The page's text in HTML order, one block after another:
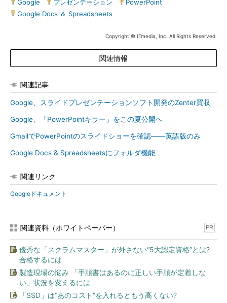
Google プレゼンテーション PowerPoint
Google Docs ＆ Spreadsheets
Copyright © ITmedia, Inc. All Rights Reserved.
関連情報
関連記事
Google、スライドプレゼンテーションソフト開発のZenter買収
Google、「PowerPointキラー」をこの夏公開へ
GmailでPowerPointのスライドショーを確認――英語版のみ
Google Docs & Spreadsheetsにフォルダ機能
関連リンク
Googleドキュメント
関連資料（ホワイトペーパー） PR
優秀な「スクラムマスター」が外さない“5大認定資格”とは?
合格するには
製造現場の悩み 「手順書はあるのに正しい手順が定着しな
い」状況を変えるには
「SSD」は“あのコスト”を入れるともう高くない?